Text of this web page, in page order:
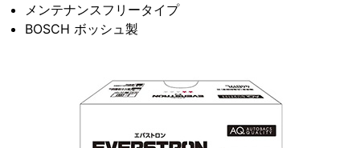
メンテナンスフリータイプ
BOSCH ボッシュ製